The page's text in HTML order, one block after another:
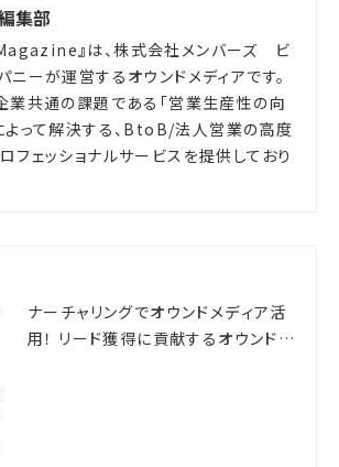
集部
』は、株式会社メンバーズ ビ
ニーが運営するオウンドメディアです。
業共通の課題である「営業生産性の向
よって解決する、BtoB/法人営業の高度
フェッショナルサービスを提供しており
ナーチャリングでオウンドメディア活
用！ リード獲得に貢献するオウンドメ